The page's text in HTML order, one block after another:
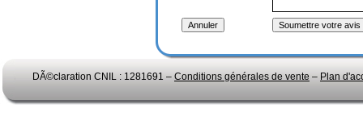
DÃ©claration CNIL : 1281691 – Conditions générales de vente – Plan